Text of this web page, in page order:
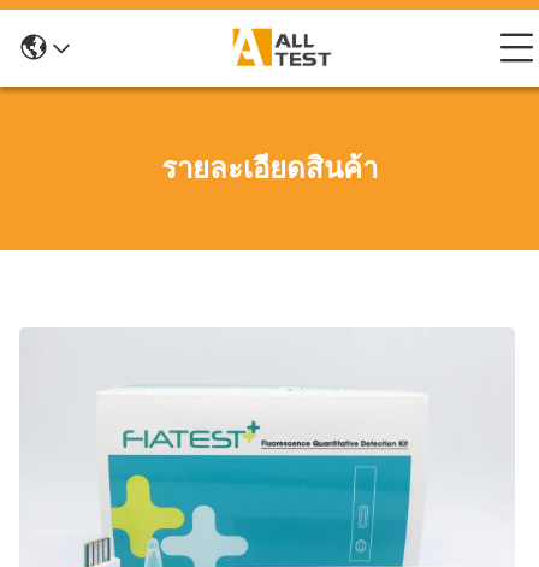
รายละเอียดสินค้า